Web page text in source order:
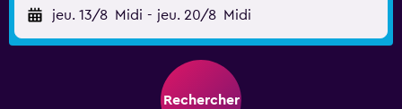
jeu. 13/8 Midi - jeu. 20/8 Midi
Rechercher